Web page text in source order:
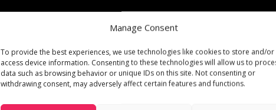
Manage Consent
To provide the best experiences, we use technologies like cookies to store and/or
access device information. Consenting to these technologies will allow us to
data such as browsing behavior or unique IDs on this site. Not consenting or
withdrawing consent, may adversely affect certain features and functions.